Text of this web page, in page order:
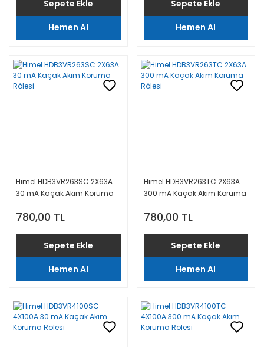
Sepete Ekle
Hemen Al
Sepete Ekle
Hemen Al
Himel HDB3VR263SC 2X63A
30 mA Kaçak Akım Koruma
780,00 TL
Sepete Ekle
Hemen Al
Himel HDB3VR263TC 2X63A
300 mA Kaçak Akım Koruma
780,00 TL
Sepete Ekle
Hemen Al